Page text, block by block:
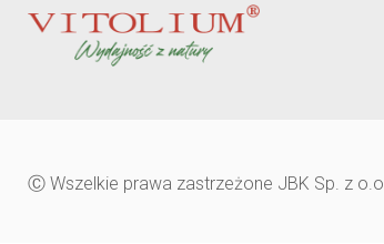
Ⓒ Wszelkie prawa zastrzeżone JBK Sp. z o.o.